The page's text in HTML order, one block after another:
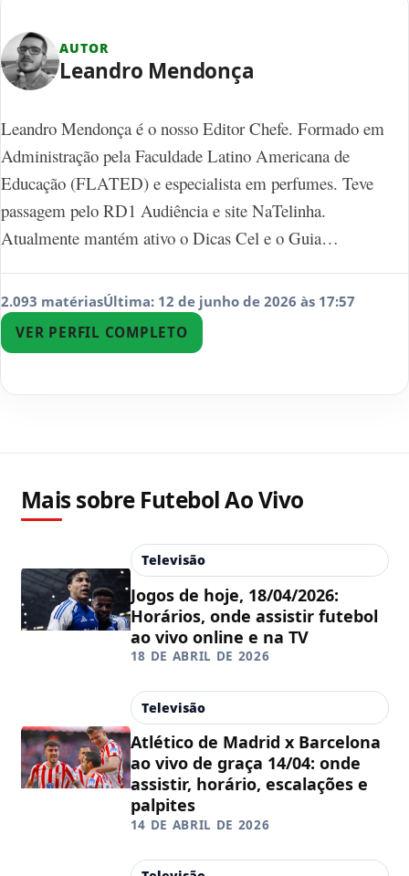
AUTOR
Leandro Mendonça
Leandro Mendonça é o nosso Editor Chefe. Formado em
Administração pela Faculdade Latino Americana de
Educação (FLATED) e especialista em perfumes. Teve
passagem pelo RD1 Audiência e site NaTelinha.
Atualmente mantém ativo o Dicas Cel e o Guia…
2.093 matériasÚltima: 12 de junho de 2026 às 17:57
VER PERFIL COMPLETO
Mais sobre Futebol Ao Vivo
Televisão
Jogos de hoje, 18/04/2026:
Horários, onde assistir futebol
ao vivo online e na TV
18 DE ABRIL DE 2026
Televisão
Atlético de Madrid x Barcelona
ao vivo de graça 14/04: onde
assistir, horário, escalações e
palpites
14 DE ABRIL DE 2026